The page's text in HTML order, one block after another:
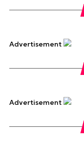
Advertisement
Advertisement